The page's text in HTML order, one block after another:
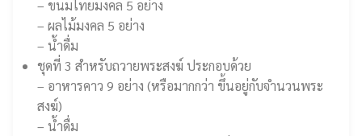
– ขนมไทยมงคล 5 อย่าง
– ผลไม้มงคล 5 อย่าง
– น้ำดื่ม
ชุดที่ 3 สำหรับถวายพระสงฆ์ ประกอบด้วย
– อาหารคาว 9 อย่าง (หรือมากกว่า ขึ้นอยู่กับจำนวนพระ
สงฆ์)
– น้ำดื่ม